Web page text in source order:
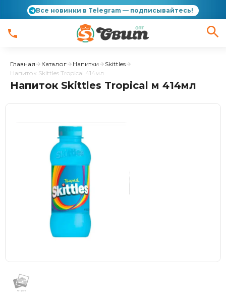
Все новинки в Telegram — подписывайтесь!
Главная Каталог Напитки
Skittles
Напиток Skittles Tropical 414мл
Напиток Skittles Tropical м 414мл